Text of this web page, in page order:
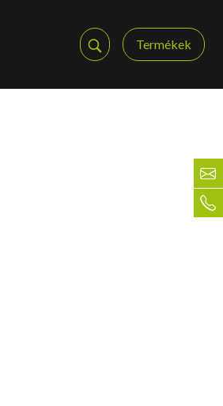
Termékek